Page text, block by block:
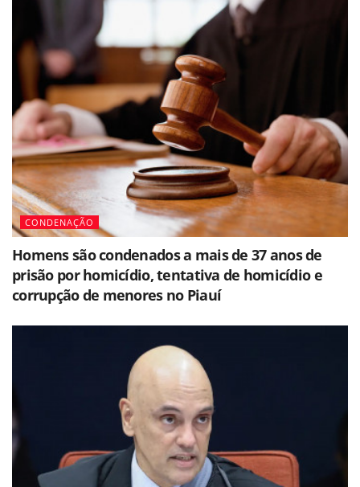
CONDENAÇÃO
Homens são condenados a mais de 37 anos de
prisão por homicídio, tentativa de homicídio e
corrupção de menores no Piauí